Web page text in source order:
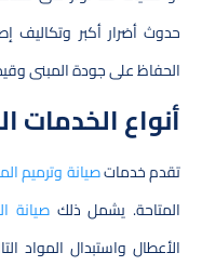
حدوث أضرار أكبر
الحفاظ على جودة المبنى
أنواع الخدمات
تقدم خدماتصيانة وترميم
المتاحة. يشمل ذلك صيانة
الأعطال واستبدال المواد